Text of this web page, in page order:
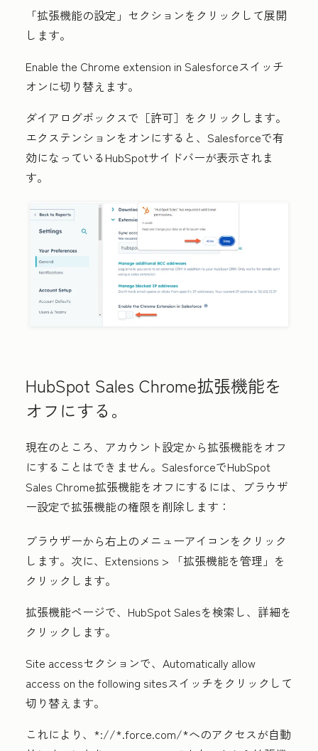
「拡張機能の設定」 セクションをクリックして展開
します。
Enable the Chrome extension in Salesforceスイッチ
オンに切り替えます。
ダイアログボックスで［許可］ をクリックします。
エクステンションをオンにすると、 Salesforceで有
効になっているHubSpotサイドバーが表示されま
す。
HubSpot Sales Chrome拡張機能を
オフにする。
現在のところ、アカウント設定から拡張機能をオフ
にすることはできません。SalesforceでHubSpot
Sales Chrome拡張機能をオフにするには、ブラウザ
ー設定で拡張機能の権限を削除します：
ブラウザーから右上のメニューアイコンをクリック
します。次に、 Extensions > 「拡張機能を管理」 を
クリックします。
拡張機能ページで、 HubSpot Salesを検索し、 詳細を
クリックします。
Site accessセクションで、 Automatically allow
access on the following sitesスイッチをクリックして
切り替えます。
これにより、 *://*.force.com/*へのアクセスが自動